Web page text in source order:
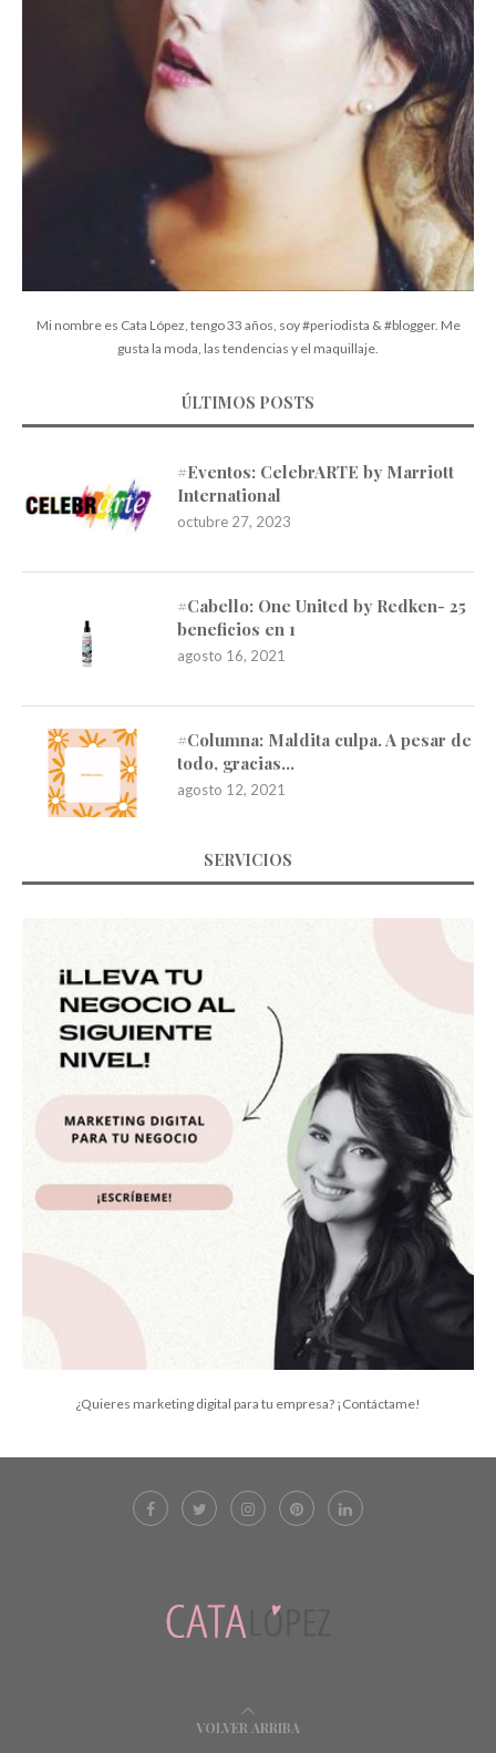
Mi nombre es Cata López, tengo 33 años, soy #periodista & #blogger. Me
gusta la moda, las tendencias y el maquillaje.
ÚLTIMOS POSTS
#Eventos: CelebrARTE by Marriott
International
octubre 27, 2023
#Cabello: One United by Redken- 25
beneficios en 1
agosto 16, 2021
#Columna: Maldita culpa. A pesar de
todo, gracias…
agosto 12, 2021
SERVICIOS
¿Quieres marketing digital para tu empresa? ¡Contáctame!
VOLVER ARRIBA